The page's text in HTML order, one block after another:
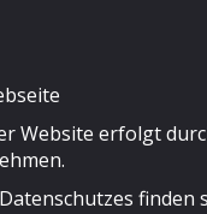
Website erfolgt
finden